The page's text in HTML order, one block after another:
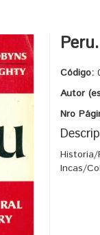
Código:
Autor
Nro
Incas/